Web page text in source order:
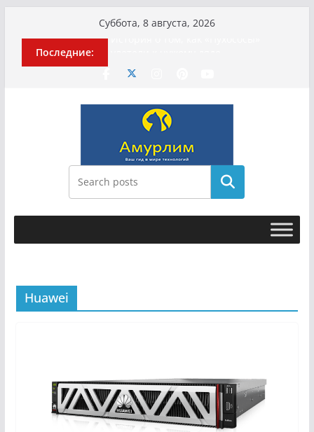
содержимому
Суббота, 8 августа, 2026
Последние:
Эхо турецкой трагедии: почему
МотоТани?
Гусейна Гасанова заочно
приговорили к четырём годам
Илью Ремесло задержали по делу о
фейках о российской армии
Новые криминальные хроники
связали Диану Шурыгину и Настю
Холод
Поиск
Huawei